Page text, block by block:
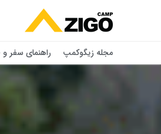
مجله زیگوکمپ راهنمای سفر